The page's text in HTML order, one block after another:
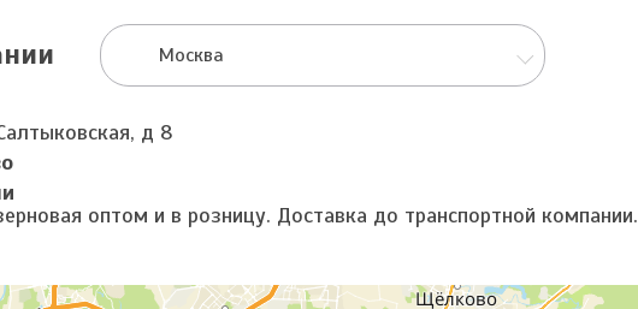
Москва
д 8
оптом и в розницу. Доставка до транспортной компании.